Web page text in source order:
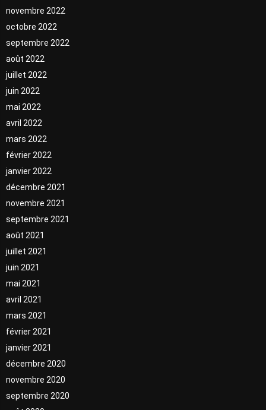
novembre 2022
octobre 2022
septembre 2022
août 2022
juillet 2022
juin 2022
mai 2022
avril 2022
mars 2022
février 2022
janvier 2022
décembre 2021
novembre 2021
septembre 2021
août 2021
juillet 2021
juin 2021
mai 2021
avril 2021
mars 2021
février 2021
janvier 2021
décembre 2020
novembre 2020
septembre 2020